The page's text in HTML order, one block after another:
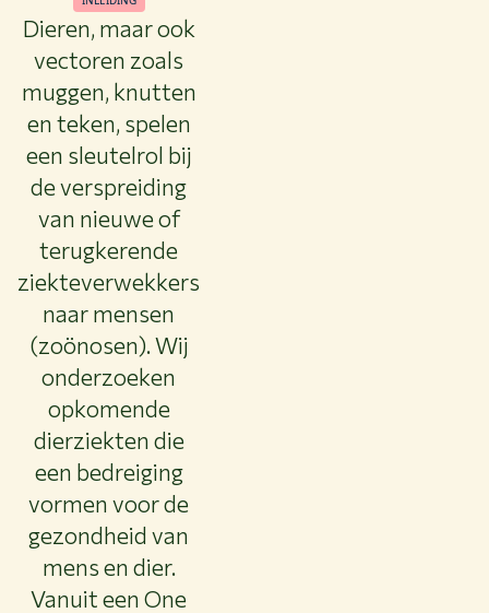
Dieren, maar ook
vectoren zoals
muggen, knutten
en teken, spelen
een sleutelrol bij
de verspreiding
van nieuwe of
terugkerende
ziekteverwekkers
naar mensen
(zoönosen). Wij
onderzoeken
opkomende
dierziekten die
een bedreiging
vormen voor de
gezondheid van
mens en dier.
Vanuit een One